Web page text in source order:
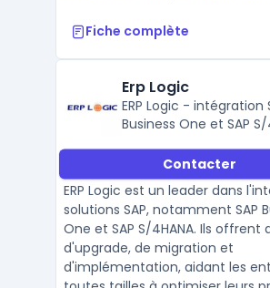
Fiche complète
Erp Logic
ERP Logic - intégration
Business One et SAP S/
Contacter
ERP Logic est un leader dans
solutions SAP, notamment SAP
One et SAP S/4HANA. Ils offrent
d'upgrade, de migration et
d'implémentation, aidant les